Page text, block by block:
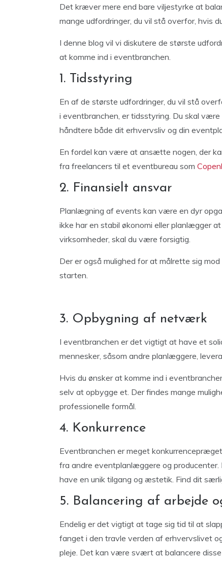
Det kræver mere end bare viljestyrke at
mange udfordringer, du vil stå overfor, hvis
I denne blog vil vi diskutere de største
at komme ind i eventbranchen.
1. Tidsstyring
En af de største udfordringer, du vil stå
i eventbranchen, er tidsstyring. Du skal
håndtere både dit erhvervsliv og din
En fordel kan være at ansætte nogen, der
fra freelancers til et eventbureau som
2. Finansielt ansvar
Planlægning af events kan være en dyr
ikke har en stabil økonomi eller planlægger
virksomheder, skal du være forsigtig.
Der er også mulighed for at målrette sig
starten.
3. Opbygning af netværk
I eventbranchen er det vigtigt at have et
mennesker, såsom andre planlæggere,
Hvis du ønsker at komme ind i
selv at opbygge et. Der findes mange
professionelle formål.
4. Konkurrence
Eventbranchen er meget
fra andre eventplanlæggere og producenter.
have en unik tilgang og æstetik. Find dit
5. Balancering af arbejde
Endelig er det vigtigt at tage sig tid til at
fanget i den travle verden af erhvervslivet
pleje. Det kan være svært at balancere